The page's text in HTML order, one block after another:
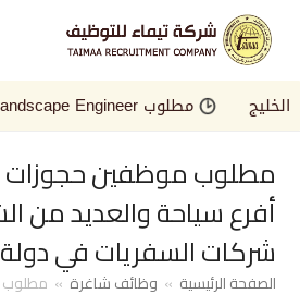
مطلوب Landscape Engineer للعمل لدى كبرى الجهات في الخليج
مطلوب موظفين
أفرع سياحة والعديد من
شركات السفريات في
الصفحة الرئيسية » وظائف شاغرة »